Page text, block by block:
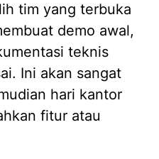
tim yang terbuka
demo awal,
teknis
Ini akan sangat
hari kantor
fitur atau